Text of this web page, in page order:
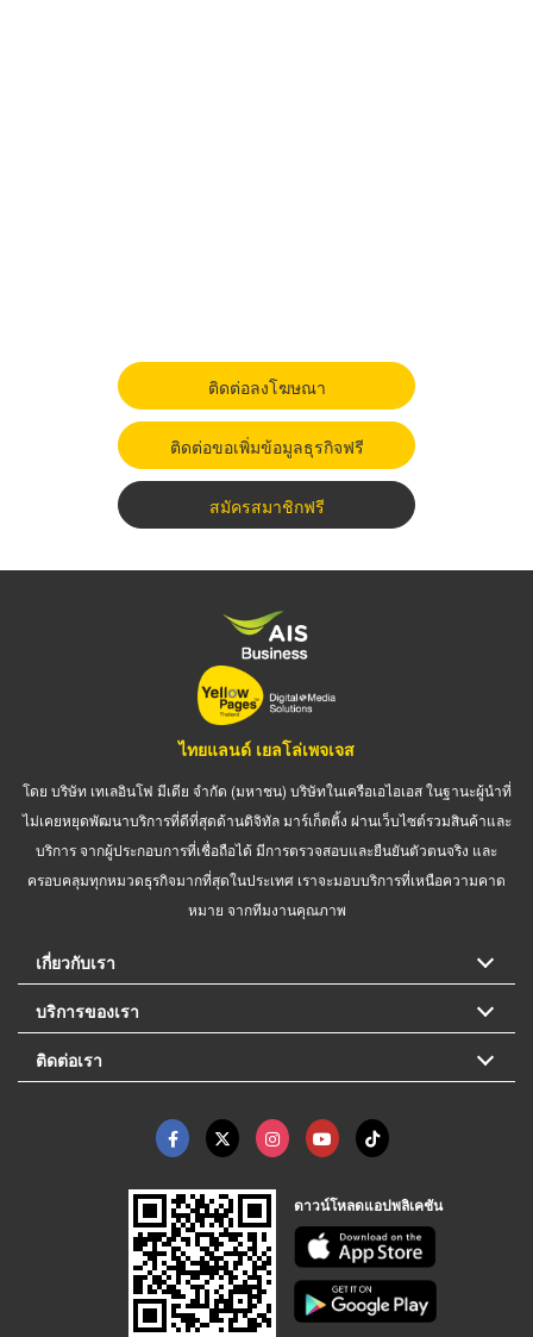
ติดต่อลงโฆษณา
ติดต่อขอเพิ่มข้อมูลธุรกิจฟรี
สมัครสมาชิกฟรี
ไทยแลนด์ เยลโล่เพจเจส
โดย บริษัท เทเลอินโฟ มีเดีย จำกัด (มหาชน) บริษัทในเครือเอไอเอส ในฐานะผู้นำที่
ไม่เคยหยุดพัฒนาบริการที่ดีที่สุดด้านดิจิทัล มาร์เก็ตติ้ง ผ่านเว็บไซต์รวมสินค้าและ
บริการ จากผู้ประกอบการที่เชื่อถือได้ มีการตรวจสอบและยืนยันตัวตนจริง และ
ครอบคลุมทุกหมวดธุรกิจมากที่สุดในประเทศ เราจะมอบบริการที่เหนือความคาด
หมาย จากทีมงานคุณภาพ
เกี่ยวกับเรา
บริการของเรา
ติดต่อเรา
ดาวน์โหลดแอปพลิเคชัน